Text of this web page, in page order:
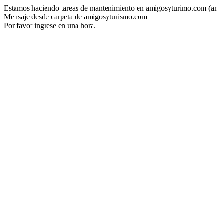
Estamos haciendo tareas de mantenimiento en amigosyturimo.com
Mensaje desde carpeta de amigosyturismo.com
Por favor ingrese en una hora.